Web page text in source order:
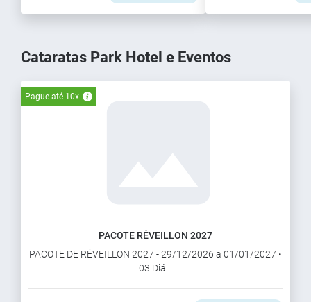
Cataratas Park Hotel e Eventos
Pague até 10x
PACOTE RÉVEILLON 2027
PACOTE DE RÉVEILLON 2027 - 29/12/2026 a 01/01/2027 •
03 Diá...